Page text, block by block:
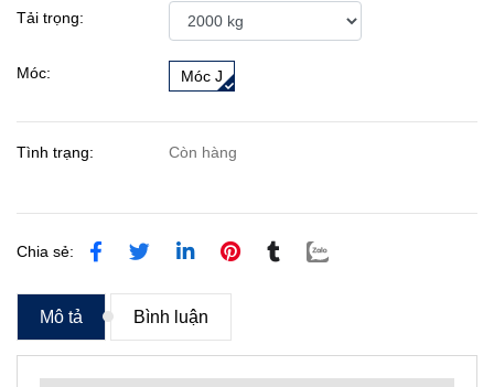
Tải trọng:
Móc: Móc J
Tình trạng: Còn hàng
Chia sẻ:
Mô tả Bình luận